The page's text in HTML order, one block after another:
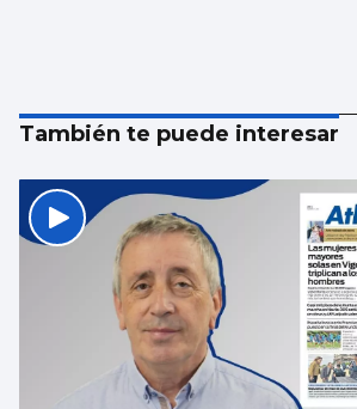
También te puede interesar